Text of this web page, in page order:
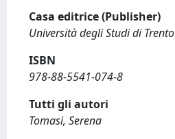
Casa editrice (Publisher)
Università degli Studi di Trento
ISBN
978-88-5541-074-8
Tutti gli autori
Tomasi, Serena